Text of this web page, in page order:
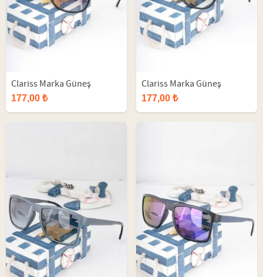
Clariss Marka Güneş
Gözlüğü
177,00 ₺
Clariss Marka Güneş
Gözlüğü
177,00 ₺